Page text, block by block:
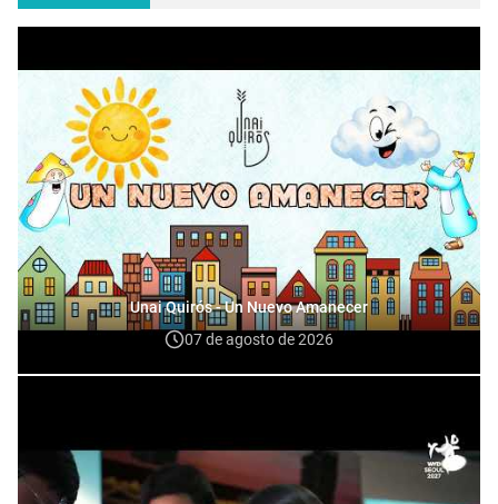
Unai Quirós - Un Nuevo Amanecer
07 de agosto de 2026